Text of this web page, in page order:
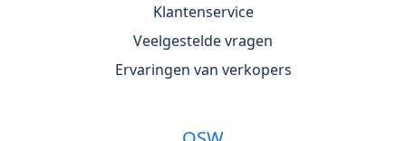
Klantenservice
Veelgestelde vragen
Ervaringen van verkopers